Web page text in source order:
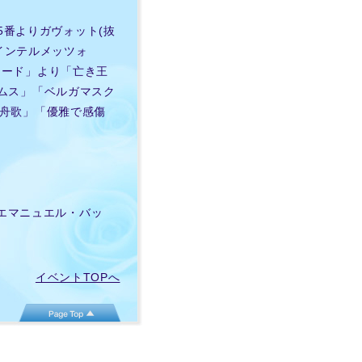
よりガヴォット(抜
テルメッツォ
ド」より「亡き王
ス」「ベルガマスク
歌」「優雅で感傷
マニュエル・バッ
イベントTOPへ